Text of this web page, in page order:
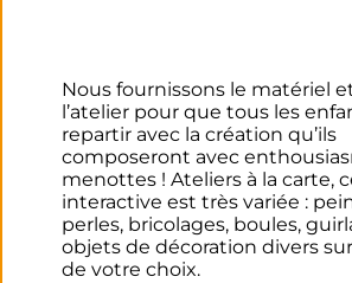
Nous fournissons le matériel
l’atelier pour que tous les
repartir avec la création qu’ils
composeront avec
menottes ! Ateliers à la carte,
interactive est très variée :
perles, bricolages, boules,
objets de décoration divers
de votre choix.